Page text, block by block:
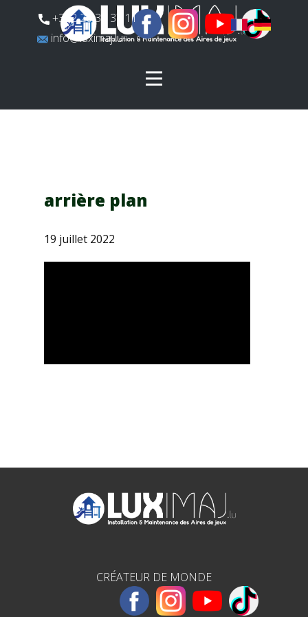
​+352 26 31 37 11
​info@luximaj.lu
arrière plan
19 juillet 2022
CRÉATEUR DE MONDE